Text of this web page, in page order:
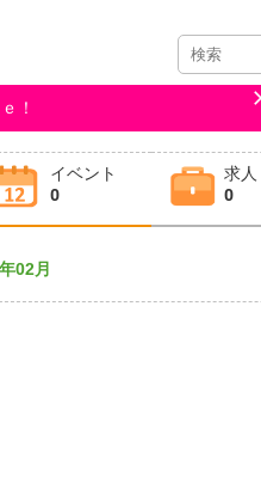
！
イベント
0
求人
0
02月